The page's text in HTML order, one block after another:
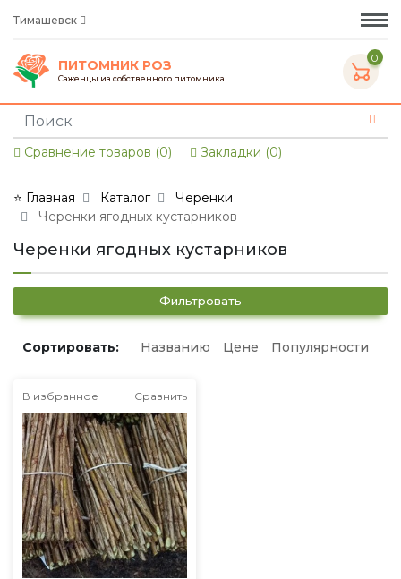
Тимашевск
ПИТОМНИК РОЗ
Саженцы из собственного питомника
0
Сравнение товаров (0) Закладки (0)
⭐ Главная Каталог
Черенки
Черенки ягодных кустарников
Черенки ягодных кустарников
Фильтровать
Сортировать: Названию Цене Популярности
В избранное Сравнить